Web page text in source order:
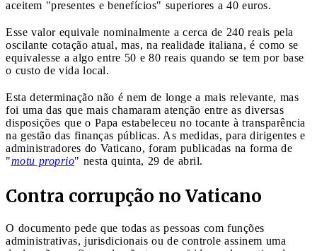
aceitem "presentes e benefícios" superiores a 40 euros.
Esse valor equivale nominalmente a cerca de 240 reais pela
oscilante cotação atual, mas, na realidade italiana, é como se
equivalesse a algo entre 50 e 80 reais quando se tem por base
o custo de vida local.
Esta determinação não é nem de longe a mais relevante, mas
foi uma das que mais chamaram atenção entre as diversas
disposições que o Papa estabeleceu no tocante à transparência
na gestão das finanças públicas. As medidas, para dirigentes e
administradores do Vaticano, foram publicadas na forma de
"motu proprio" nesta quinta, 29 de abril.
Contra corrupção no Vaticano
O documento pede que todas as pessoas com funções
administrativas, jurisdicionais ou de controle assinem uma